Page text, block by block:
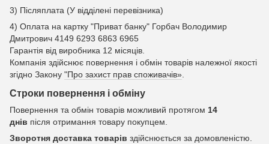
3) Післяплата (У відділені перевізника)
4) Оплата на картку "Приват банку" Горбач Володимир
Дмитрович 4149 6293 6863 6965
Гарантія від виробника 12 місяців.
Компанія здійснює повернення і обмін товарів належної якості
згідно Закону "Про захист прав споживачів»
Строки повернення і обміну
Повернення та обмін товарів можливий протягом 14
днів після отримання товару покупцем.
Зворотня доставка товарів здійснюється за домовленістю.